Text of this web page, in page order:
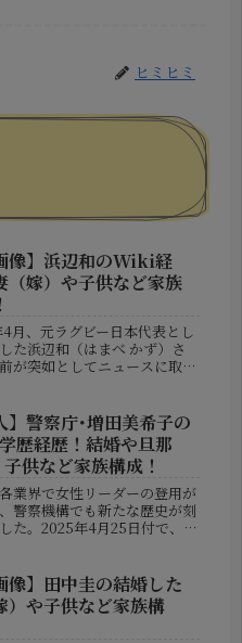
ヒミヒミ
像】浜辺和のWiki経
（嫁）や子供など家族
月、元ラグビー日本代表とし
た浜辺和（はまべ かず）さ
が突如としてニュースに取り
、今回は彼の過去の功績やプロ
、そして気になる家族構成...
】警察庁･増田美希子の
歴経歴！結婚や旦那
供など家族構成！
業界で女性リーダーの登用が
警察機構でも新たな歴史が刻
た。2025年4月25日付で、福
）です。その知性と実力、そし
れた雰囲気を持つ彼女...
像】田中圭の結婚した
）や子供など家族構